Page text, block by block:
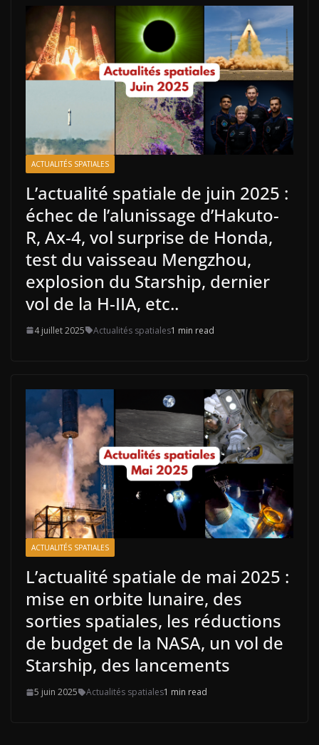
ACTUALITÉS SPATIALES
L’actualité spatiale de juin 2025 :
échec de l’alunissage d’Hakuto-
R, Ax-4, vol surprise de Honda,
test du vaisseau Mengzhou,
explosion du Starship, dernier
vol de la H-IIA, etc..
4 juillet 2025 Actualités spatiales1 min read
ACTUALITÉS SPATIALES
L’actualité spatiale de mai 2025 :
mise en orbite lunaire, des
sorties spatiales, les réductions
de budget de la NASA, un vol de
Starship, des lancements
5 juin 2025 Actualités spatiales1 min read